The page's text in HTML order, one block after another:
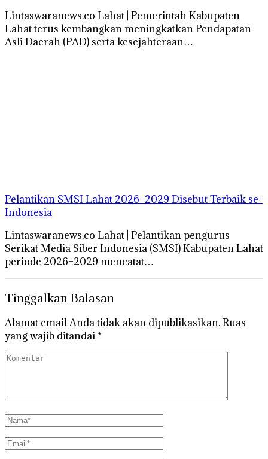
Lintaswaranews.co Lahat | Pemerintah Kabupaten
Lahat terus kembangkan meningkatkan Pendapatan
Asli Daerah (PAD) serta kesejahteraan…
Pelantikan SMSI Lahat 2026–2029 Disebut Terbaik se-
Indonesia
Lintaswaranews.co Lahat | Pelantikan pengurus
Serikat Media Siber Indonesia (SMSI) Kabupaten Lahat
periode 2026–2029 mencatat…
Tinggalkan Balasan
Alamat email Anda tidak akan dipublikasikan.Ruas
yang wajib ditandai *